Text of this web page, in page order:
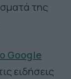
της
Google
ειδήσεις